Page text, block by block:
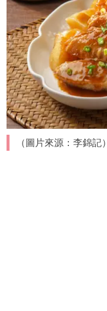
（圖片來源：李錦記）